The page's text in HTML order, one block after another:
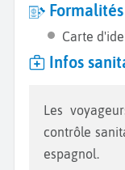
Formalités
Carte
Infos
Les voyageurs ne sont plus soumis à aucun
contrôle
espagnol.